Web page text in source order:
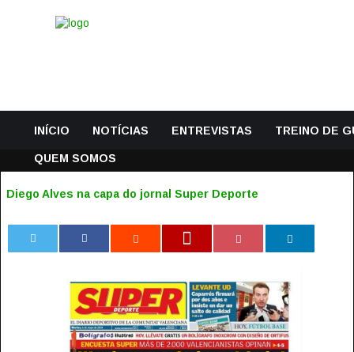
INÍCIO NOTÍCIAS ENTREVISTAS TREINO DE
QUEM SOMOS
Diego Alves na capa do jornal Super Deporte